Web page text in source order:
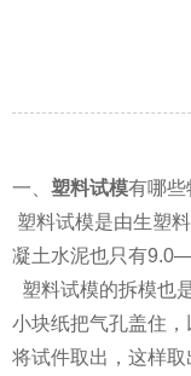
一、 塑料试模有哪些
塑料试模是由生塑
凝土水泥也只有
塑料试模的拆模也
小块纸把气孔盖住
将试件取出，这样